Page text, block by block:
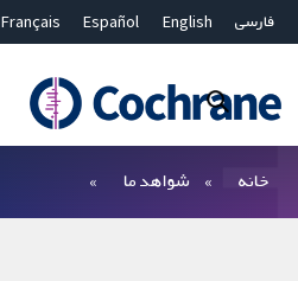
فارسی English
Español
Français
Bahasa Malaysia
ไทย
繁體中文
خانه شواهد ما